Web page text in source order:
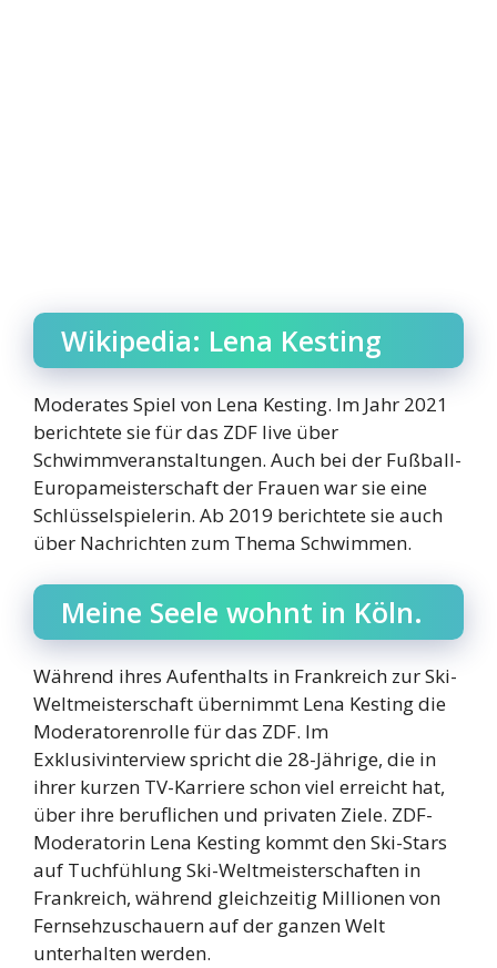
Wikipedia: Lena Kesting
Moderates Spiel von Lena Kesting. Im Jahr 2021
berichtete sie für das ZDF live über
Schwimmveranstaltungen. Auch bei der Fußball-
Europameisterschaft der Frauen war sie eine
Schlüsselspielerin. Ab 2019 berichtete sie auch
über Nachrichten zum Thema Schwimmen.
Meine Seele wohnt in Köln.
Während ihres Aufenthalts in Frankreich zur Ski-
Weltmeisterschaft übernimmt Lena Kesting die
Moderatorenrolle für das ZDF. Im
Exklusivinterview spricht die 28-Jährige, die in
ihrer kurzen TV-Karriere schon viel erreicht hat,
über ihre beruflichen und privaten Ziele. ZDF-
Moderatorin Lena Kesting kommt den Ski-Stars
auf Tuchfühlung Ski-Weltmeisterschaften in
Frankreich, während gleichzeitig Millionen von
Fernsehzuschauern auf der ganzen Welt
unterhalten werden.